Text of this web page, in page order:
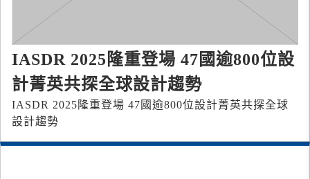
IASDR 2025隆重登場 47國逾800位設
計菁英共探全球設計趨勢
IASDR 2025隆重登場 47國逾800位設計菁英共探全球
設計趨勢